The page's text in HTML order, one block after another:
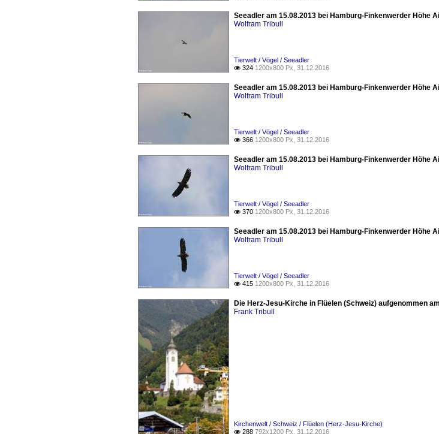
Seeadler am 15.08.2013 bei Hamburg-Finkenwerder Höhe
Wolfram Tribull
Tierwelt / Vögel / Seeadler
 324 1200x800 Px, 31.12.2016
Seeadler am 15.08.2013 bei Hamburg-Finkenwerder Höhe
Wolfram Tribull
Tierwelt / Vögel / Seeadler
 366 1200x800 Px, 31.12.2016
Seeadler am 15.08.2013 bei Hamburg-Finkenwerder Höhe
Wolfram Tribull
Tierwelt / Vögel / Seeadler
 370 1200x800 Px, 31.12.2016
Seeadler am 15.08.2013 bei Hamburg-Finkenwerder Höhe
Wolfram Tribull
Tierwelt / Vögel / Seeadler
 415 1200x800 Px, 31.12.2016
Die Herz-Jesu-Kirche in Flüelen (Schweiz) aufgenommen
Frank Tribull
Kirchenwelt / Schweiz / Flüelen (Herz-Jesu-Kirche)
 288 792x1200 Px, 31.12.2016